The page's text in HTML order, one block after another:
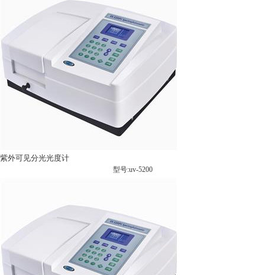
紫外可见分光光度计
型号:uv-5200